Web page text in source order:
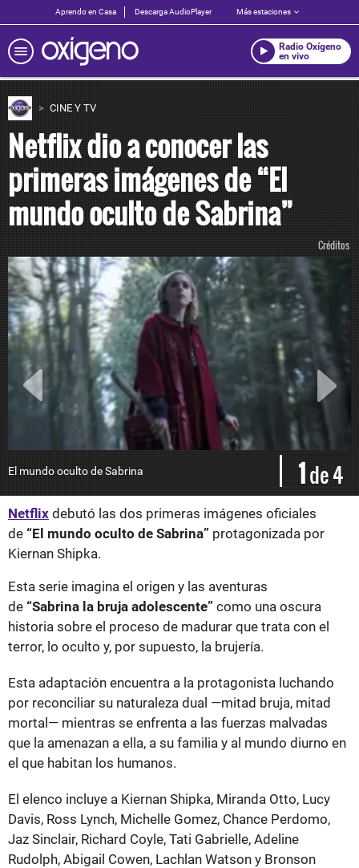
Aprendo en Casa Descarga AudioPlayer Más estaciones
Radio Oxígeno
en vivo
CINE Y TV
Netflix dio a conocer las
primeras imágenes de “El
mundo oculto de Sabrina”
Créditos
El mundo oculto de Sabrina 1de 4
Netflix debutó las dos primeras imágenes oficiales
de “El mundo oculto de Sabrina” protagonizada por
Kiernan Shipka.
Esta serie imagina el origen y las aventuras
de “Sabrina la bruja adolescente” como una oscura
historia sobre el proceso de madurar que trata con el
terror, lo oculto y, por supuesto, la brujería.
Esta adaptación encuentra a la protagonista luchando
por reconciliar su naturaleza dual —mitad bruja, mitad
mortal— mientras se enfrenta a las fuerzas malvadas
que la amenazan a ella, a su familia y al mundo diurno en
el que habitan los humanos.
El elenco incluye a Kiernan Shipka, Miranda Otto, Lucy
Davis, Ross Lynch, Michelle Gomez, Chance Perdomo,
Jaz Sinclair, Richard Coyle, Tati Gabrielle, Adeline
Rudolph, Abigail Cowen, Lachlan Watson y Bronson